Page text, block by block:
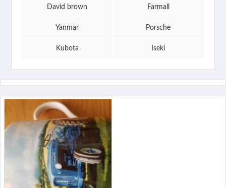
David brown Farmall
Yanmar Porsche
Kubota Iseki